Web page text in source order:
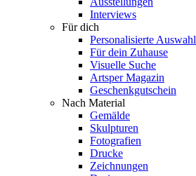
Interviews
Für dich
Personalisierte Auswahl
Für dein Zuhause
Visuelle Suche
Artsper Magazin
Geschenkgutschein
Nach Material
Gemälde
Skulpturen
Fotografien
Drucke
Zeichnungen